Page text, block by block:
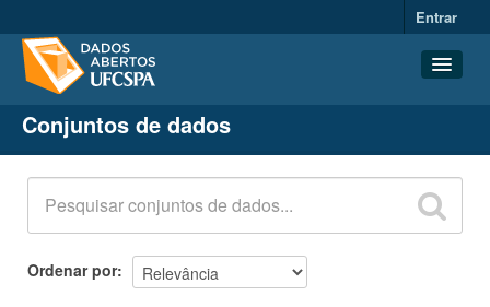
Entrar
Conjuntos de dados
Organizações
Grupos
Sobre
Conjuntos de dados
Ordenar por